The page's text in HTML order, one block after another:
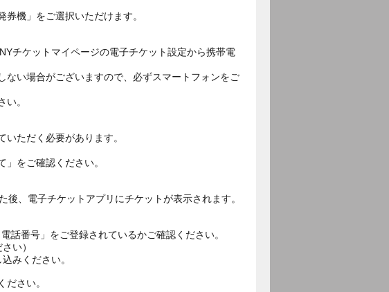
機」をご選択いただけます。
チケットマイページの電子チケット設定から携帯電
ない場合がございますので、必ずスマートフォンをご
。
ただく必要があります。
をご確認ください。
、電子チケットアプリにチケットが表示されます。
話番号」をご登録されているかご確認ください。
い）
込みください。
さい。